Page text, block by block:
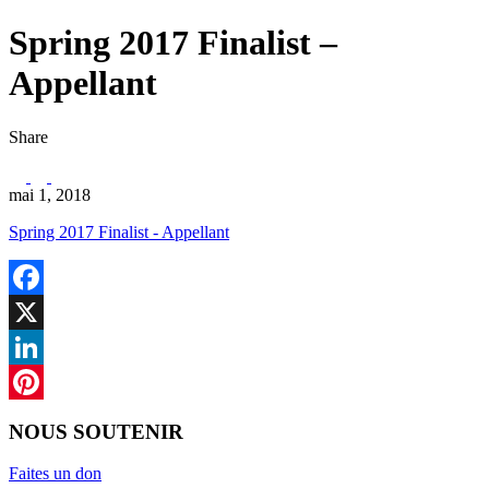
Spring 2017 Finalist –
Appellant
Share
mai 1, 2018
Spring 2017 Finalist - Appellant
Facebook
X
LinkedIn
NOUS SOUTENIR
Faites un don